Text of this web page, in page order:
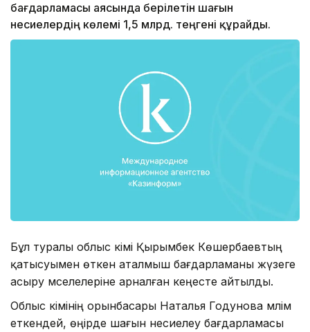
бағдарламасы аясында берілетін шағын
несиелердің көлемі 1,5 млрд. теңгені құрайды.
Бұл туралы облыс әкімі Қырымбек Көшербаевтың
қатысуымен өткен аталмыш бағдарламаны жүзеге
асыру мәселелеріне арналған кеңесте айтылды.
Облыс әкімінің орынбасары Наталья Годунова мәлім
еткендей, өңірде шағын несиелеу бағдарламасы